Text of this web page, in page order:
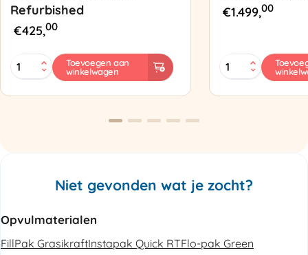
Refurbished
€425,00
MINI
PAK'R
Refurbished
Toevoegen aan
winkelwagen
€1.499,00
Zapak
ZP97
aantal
Niet gevonden wat je zocht?
Opvulmaterialen
FillPak GrasikraftInstapak Quick RTFlo-pak Green